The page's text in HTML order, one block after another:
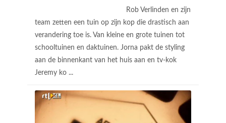
Rob Verlinden en zijn
team zetten een tuin op zijn kop die drastisch aan
verandering toe is. Van kleine en grote tuinen tot
schooltuinen en daktuinen. Jorna pakt de styling
aan de binnenkant van het huis aan en tv-kok
Jeremy ko ...